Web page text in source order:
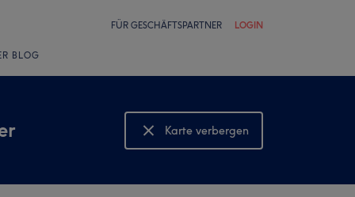
FÜR GESCHÄFTSPARTNER LOGIN
BLOG
Karte verbergen
Karte anzeigen